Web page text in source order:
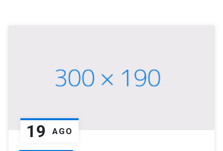
19 AGO